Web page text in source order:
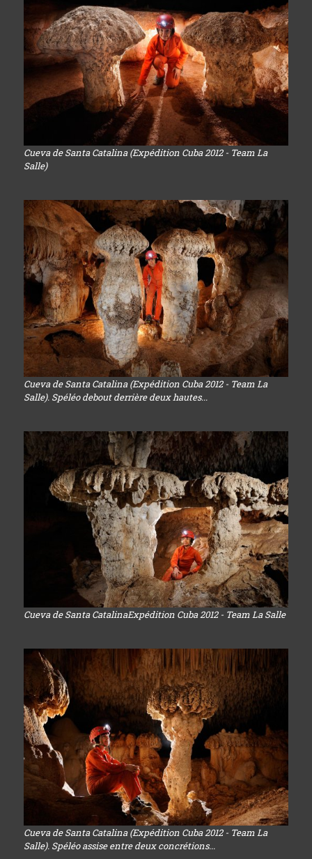
Cueva de Santa Catalina (Expédition Cuba 2012 - Team La
Salle)
Cueva de Santa Catalina (Expédition Cuba 2012 - Team La
Salle). Spéléo debout derrière deux hautes...
Cueva de Santa CatalinaExpédition Cuba 2012 - Team La Salle
Cueva de Santa Catalina (Expédition Cuba 2012 - Team La
Salle). Spéléo assise entre deux concrétions...